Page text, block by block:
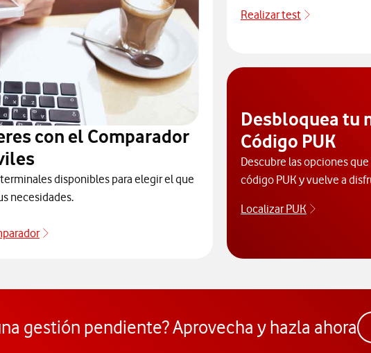
con el Comparador
disponibles para elegir el que
necesidades.
Realizar test
Desbloquea tu
Código PUK
Descubre las opciones
código PUK y vuelve a
Localizar PUK
Para
gestión pendiente? Aprovecha y hazla ahora